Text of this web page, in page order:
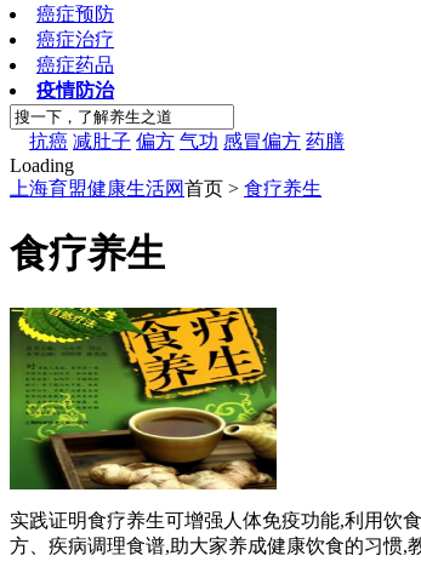
癌症预防
癌症治疗
癌症药品
疫情防治
抗癌 减肚子 偏方 气功 感冒偏方 药膳
Loading
上海育盟健康生活网首页 > 食疗养生
食疗养生
实践证明食疗养生可增强人体免疫功能,利用饮
方、疾病调理食谱,助大家养成健康饮食的习惯,